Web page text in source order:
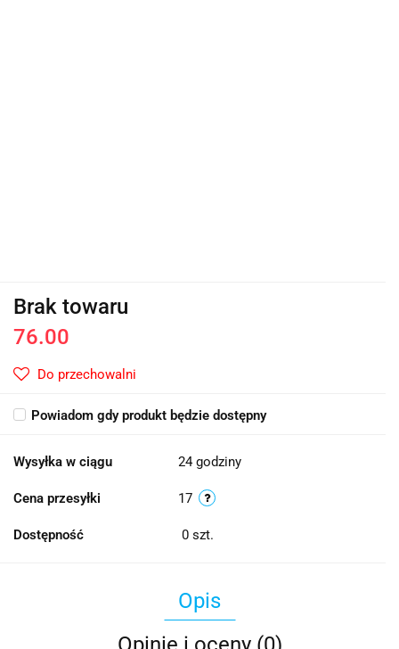
Brak towaru
76.00
Do przechowalni
Powiadom gdy produkt będzie dostępny
Wysyłka w ciągu 24 godziny
Cena przesyłki 17
Dostępność 0 szt.
Opis